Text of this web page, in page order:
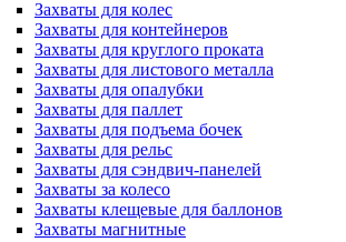
Захваты для колес
Захваты для контейнеров
Захваты для круглого проката
Захваты для листового металла
Захваты для опалубки
Захваты для паллет
Захваты для подъема бочек
Захваты для рельс
Захваты для сэндвич-панелей
Захваты за колесо
Захваты клещевые для баллонов
Захваты магнитные